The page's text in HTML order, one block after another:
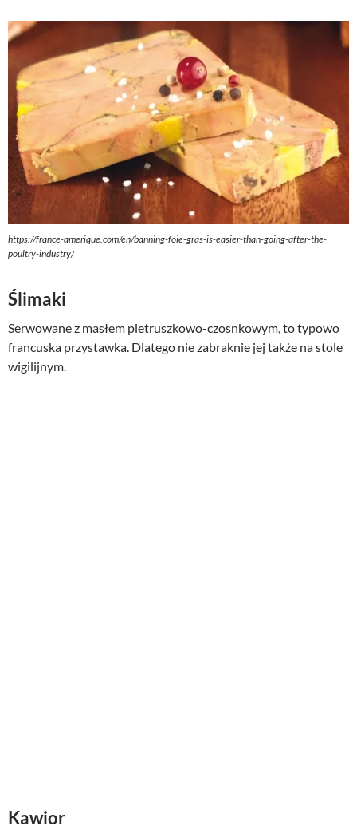
https://france-amerique.com/en/banning-foie-gras-is-easier-than-going-after-the-
poultry-industry/
Ślimaki
Serwowane z masłem pietruszkowo-czosnkowym, to typowo
francuska przystawka. Dlatego nie zabraknie jej także na stole
wigilijnym.
Kawior